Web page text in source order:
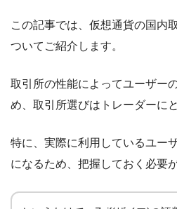
この記事では、仮想通貨の国内
ついてご紹介します。
取引所の性能によってユーザー
め、取引所選びはトレーダーに
特に、実際に利用しているユー
になるため、把握しておく必要